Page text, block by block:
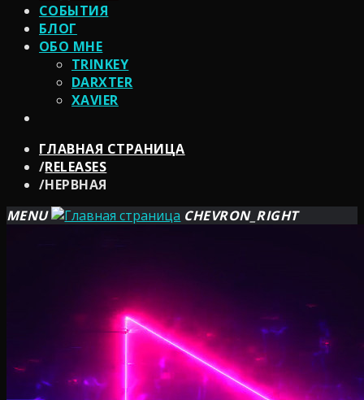
СОБЫТИЯ
БЛОГ
ОБО МНЕ
TRINKEY
DARXTER
XAVIER
ГЛАВНАЯ СТРАНИЦА
/RELEASES
/НЕРВНАЯ
MENU
CHEVRON_RIGHT